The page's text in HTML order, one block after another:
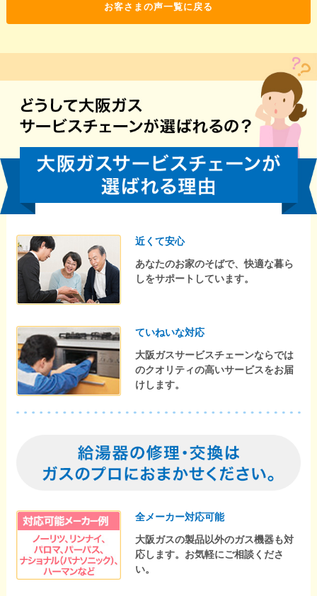
お客さまの声一覧に戻る
近くて安心
あなたのお家のそばで、快適な暮ら
しをサポートしています。
ていねいな対応
大阪ガスサービスチェーンならでは
のクオリティの高いサービスをお届
けします。
全メーカー対応可能
大阪ガスの製品以外のガス機器も対
応します。お気軽にご相談くださ
い。